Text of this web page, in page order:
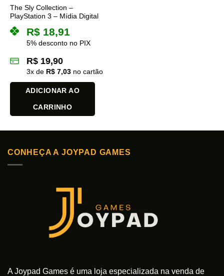
The Sly Collection –
PlayStation 3 – Mídia Digital
R$ 18,91
5% desconto no PIX
R$ 19,90
3x de R$ 7,03 no cartão
ADICIONAR AO
CARRINHO
CONHEÇA A JOYPAD GAMES
A Joypad Games é uma loja especializada na venda de